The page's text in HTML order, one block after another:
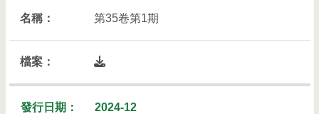
第35卷第1期
開啟檔案下載列表彈出視窗
2024-12